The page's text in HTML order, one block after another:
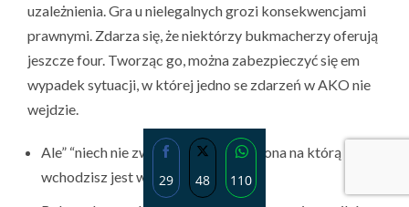
uzależnienia. Gra u nielegalnych grozi konsekwencjami
prawnymi. Zdarza się, że niektórzy bukmacherzy oferują
jeszcze four. Tworząc go, można zabezpieczyć się em
wypadek sytuacji, w której jedno se zdarzeń w AKO nie
wejdzie.
Ale” “niech nie zwiedzie cie to, że strona na którą
wchodzisz jest w polskim języku.
29
48
110